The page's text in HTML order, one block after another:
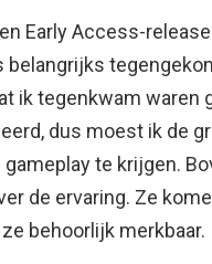
Early Access-
belangrijks
ik tegenkwam waren
dus moest ik de
te krijgen.
de ervaring. Ze
behoorlijk merkbaar.